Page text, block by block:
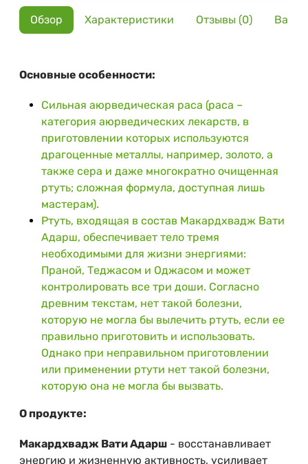
Обзор Характеристики Отзывы (0)
Основные особенности:
Сильная аюрведическая раса (раса –
категория аюрведических лекарств, в
приготовлении которых используются
драгоценные металлы, например, золото, а
также сера и даже многократно очищенная
ртуть; сложная формула, доступная лишь
мастерам).
Ртуть, входящая в состав Макардхвадж Вати
Адарш, обеспечивает тело тремя
необходимыми для жизни энергиями:
Праной, Теджасом и Оджасом и может
контролировать все три доши. Согласно
древним текстам, нет такой болезни,
которую не могла бы вылечить ртуть, если ее
правильно приготовить и использовать.
Однако при неправильном приготовлении
или применении ртути нет такой болезни,
которую она не могла бы вызвать.
О продукте:
Макардхвадж Вати Адарш - восстанавливает
энергию и жизненную активность, усиливает